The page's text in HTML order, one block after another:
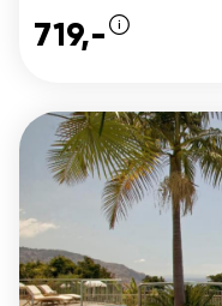
719,-